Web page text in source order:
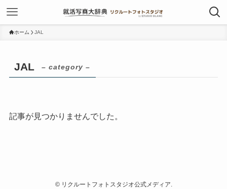
ホーム JAL
JAL – category –
記事が見つかりませんでした。
©リクルートフォトスタジオ公式メディア.